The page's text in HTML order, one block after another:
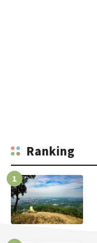
Ranking